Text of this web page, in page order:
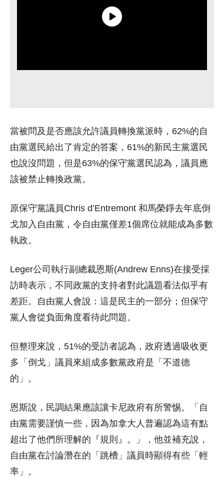
當被問及是否應該允許議員轉換黨派時，62%的自
由黨選民給出了肯定的答案，61%的新民主黨選民
也說沒問題，但是63%的保守黨選民認為，議員應
該被禁止轉換政黨。
原保守黨議員Chris d’Entremont 和馬榮錚去年底倒
戈加入自由黨，令自由黨僅差1個席位就能成為多數
執政。
Leger公司執行副總裁恩斯(Andrew Enns)在接受採
訪時表示，不同政黨的支持者對此議題看法似乎有
差距。自由黨人會說：這是民主的一部分；但保守
黨人會從負面角度看待此問題。
但整理來說，51%的受訪者認為，政府透過吸收更
多「倒戈」議員來組成多數黨政府是「不道德
的」。
恩斯說，民調結果應該讓卡尼政府有所警惕。「自
由黨需要謹慎一些，因為加拿大人普遍認為這有點
超出了他們所理解的『規則』。」，他並補充說，
自由黨在討論潛在的「跳槽」議員時顯得有些「輕
率」。